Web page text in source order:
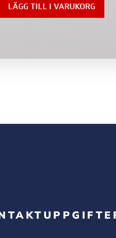
LÄGG TILL I VARUKORG